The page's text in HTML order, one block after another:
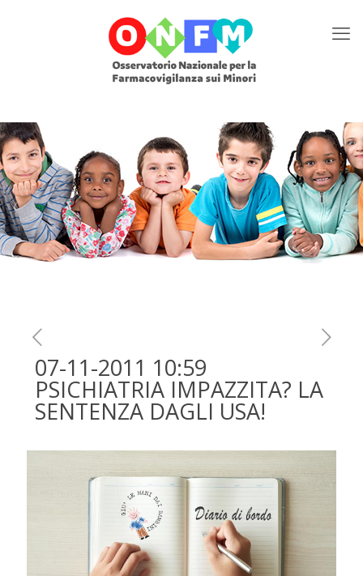
07-11-2011 10:59
PSICHIATRIA IMPAZZITA? LA
SENTENZA DAGLI USA!